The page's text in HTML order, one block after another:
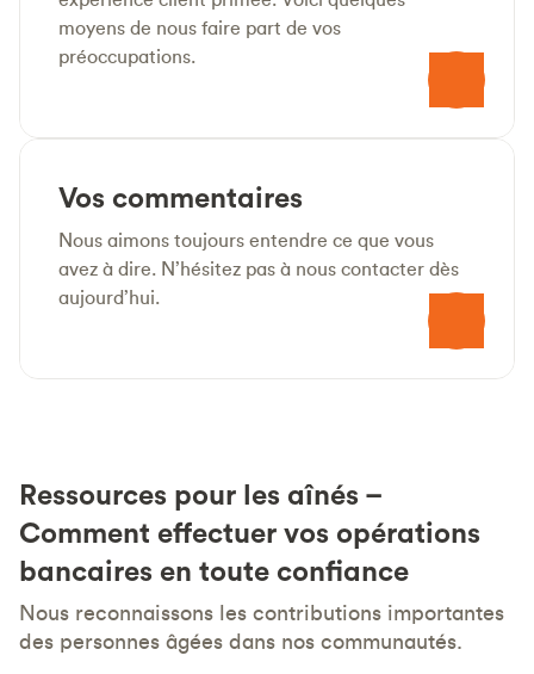
moyens de nous faire part de vos
préoccupations.
Vos commentaires
Nous aimons toujours entendre ce que vous
avez à dire. N’hésitez pas à nous contacter dès
aujourd’hui.
Ressources pour les aînés –
Comment effectuer vos opérations
bancaires en toute confiance
Nous reconnaissons les contributions importantes
des personnes âgées dans nos communautés.